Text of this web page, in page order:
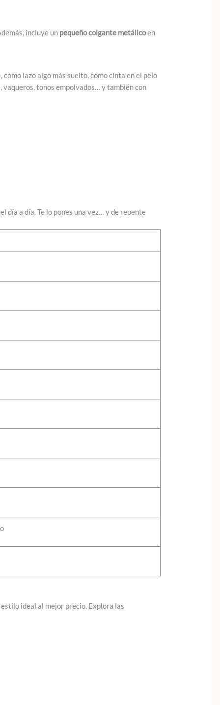
incluye un pequeño colgante metálicoen
lazo algo más suelto, como cinta en el pelo
vaqueros, tonos empolvados… y también con
día a día. Te lo pones una vez… y de repente
ideal al mejor precio. Explora las